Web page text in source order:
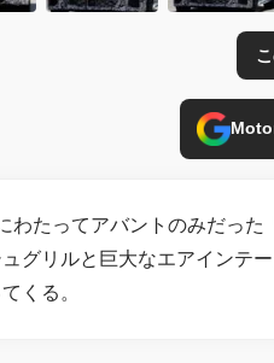
わたってアバントのみだっ
ュグリルと巨大なエアインテ
くる。